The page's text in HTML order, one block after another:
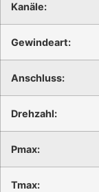
Kanäle:
Gewindeart:
Anschluss:
Drehzahl:
Pmax:
Tmax: